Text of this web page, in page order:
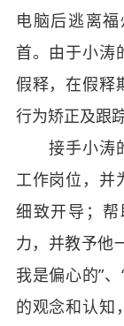
电脑后逃离
首。由于小涛
假释，在假释
行为矫正及跟
接手小涛的
工作岗位，并
细致开导；
力，并教予他
我是偏心的”
的观念和认知